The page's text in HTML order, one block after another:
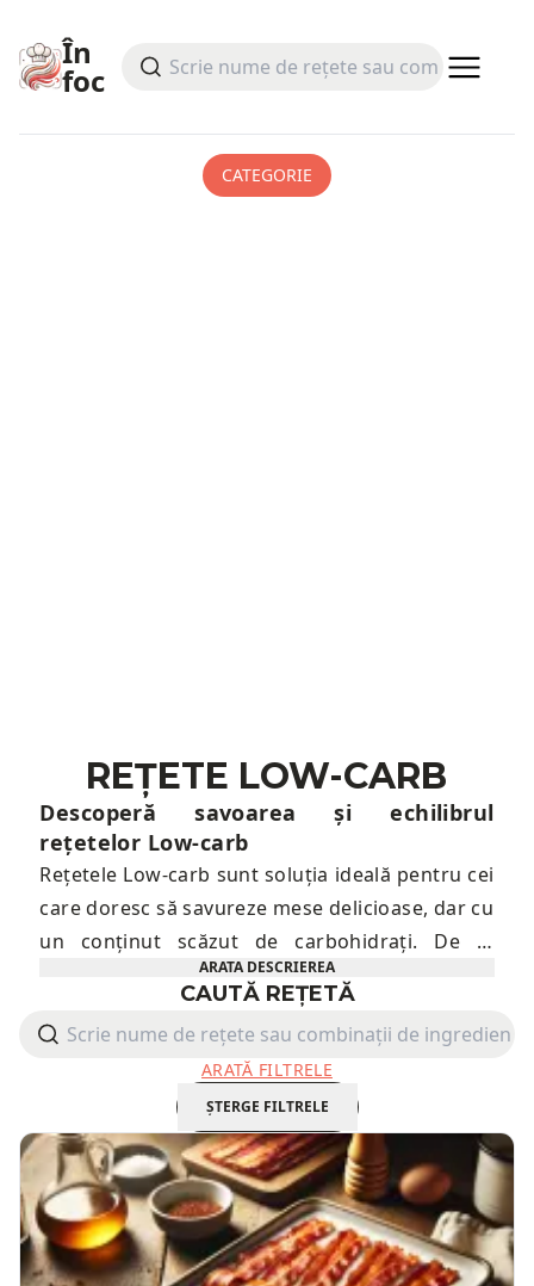
În
foc
CATEGORIE
REȚETE LOW-CARB
Descoperă savoarea și echilibrul
rețetelor Low-carb
Rețetele Low-carb sunt soluția ideală pentru cei
care doresc să savureze mese delicioase, dar cu
un conținut scăzut de carbohidrați. De la
omlete bogate în proteine, până la paste din
dovlecei și deserturi fără zahăr, aceste
preparate sunt pline de arome și sunt perfecte
pentru un stil de viață sănătos. Dacă ești gata
să încerci ceva nou, încearcă rețetele Low-carb!
ARATA DESCRIEREA
CAUTĂ REȚETĂ
ARATĂ FILTRELE
ȘTERGE FILTRELE